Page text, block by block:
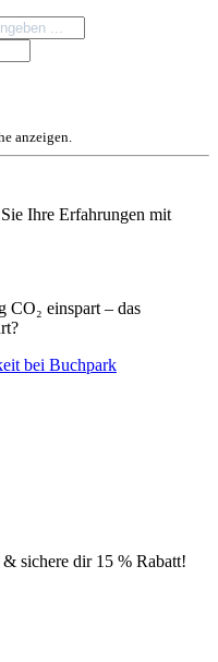
anzeigen.
Ihre Erfahrungen mit
CO₂ einspart – das
bei Buchpark
sichere dir 15 % Rabatt!